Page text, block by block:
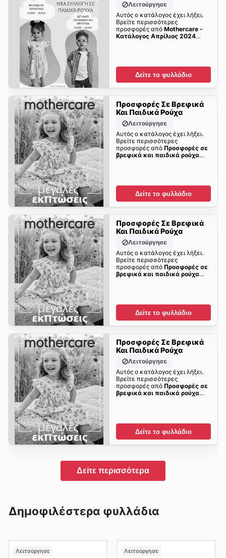
Λειτούργησε
Αυτός ο κατάλογος έχει λήξει.
Βρείτε περισσότερες
προσφορές από Mothercare -
Kατάλογος Απρίλιος 2024
Δείτε το φυλλάδιο
Προσφορές Σε Βρεφικά
Και Παιδικά Ρούχα
Λειτούργησε
Αυτός ο κατάλογος έχει λήξει.
Βρείτε περισσότερες
προσφορές από Προσφορές σε
βρεφικά και παιδικά ρούχα
Δείτε το φυλλάδιο
Προσφορές Σε Βρεφικά
Και Παιδικά Ρούχα
Λειτούργησε
Αυτός ο κατάλογος έχει λήξει.
Βρείτε περισσότερες
προσφορές από Προσφορές σε
βρεφικά και παιδικά ρούχα
Δείτε το φυλλάδιο
Προσφορές Σε Βρεφικά
Και Παιδικά Ρούχα
Λειτούργησε
Αυτός ο κατάλογος έχει λήξει.
Βρείτε περισσότερες
προσφορές από Προσφορές σε
βρεφικά και παιδικά ρούχα
Δείτε το φυλλάδιο
Δείτε περισσότερα
Δημοφιλέστερα φυλλάδια
Λειτούργησε Λειτούργησε